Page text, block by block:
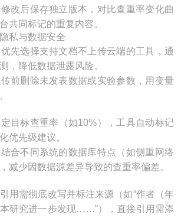
改后保存独立版本，对比查重率变化曲
共同标记的重复内容。
私与数据安全​
先选择支持文档不上传云端的工具，通
，降低数据泄露风险。
前删除未发表数据或实验参数，用变量
目标查重率（如10%），工具自动标记
优先级建议。
合不同系统的数据库特点（如侧重网络
减少因数据源差异导致的查重率偏差。
用需彻底改写并标注来源（如“作者（年
研究进一步发现……”），直接引用需添